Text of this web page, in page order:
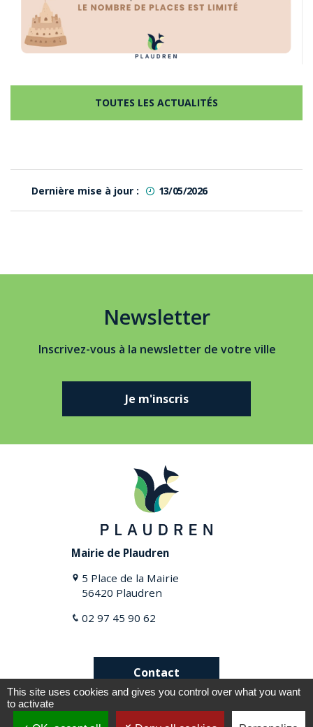
TOUTES LES ACTUALITÉS
Dernière mise à jour : 13/05/2026
Newsletter
Inscrivez-vous à la newsletter de votre ville
Je m'inscris
Mairie de Plaudren
5 Place de la Mairie
56420 Plaudren
02 97 45 90 62
Contact
This site uses cookies and gives you control over what you want
to activate